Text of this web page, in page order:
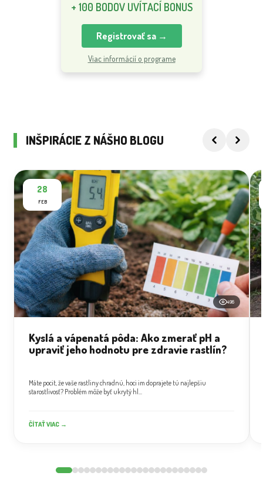
+ 100 BODOV UVÍTACÍ BONUS
Registrovať sa →
Viac informácií o programe
INŠPIRÁCIE Z NÁŠHO BLOGU
28
FEB
496
Kyslá a vápenatá pôda: Ako zmerať pH a
upraviť jeho hodnotu pre zdravie rastlín?
Máte pocit, že vaše rastliny chradnú, hoci im doprajete tú najlepšiu
starostlivosť? Problém môže byť ukrytý hl...
ČÍTAŤ VIAC →